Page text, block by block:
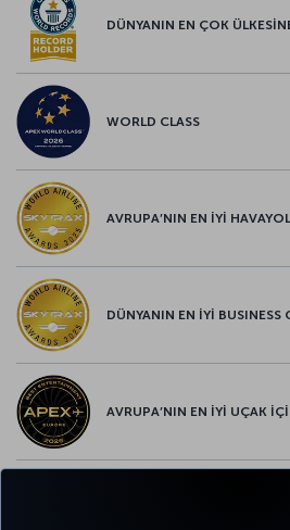
DÜNYANIN EN ÇOK
WORLD CLASS
AVRUPA’NIN EN İYİ
DÜNYANIN EN İYİ BUSINESS
AVRUPA’NIN EN İYİ UÇAK